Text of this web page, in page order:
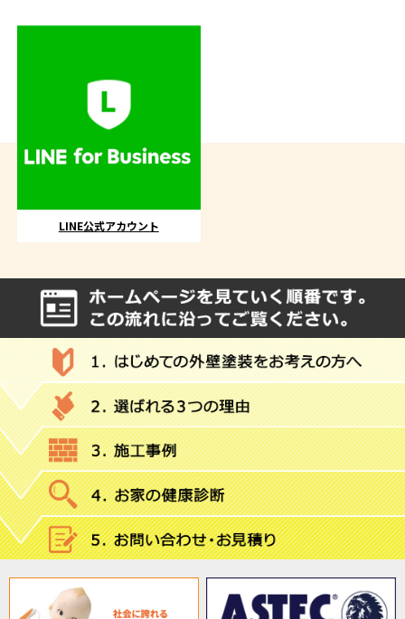
LINE公式アカウント